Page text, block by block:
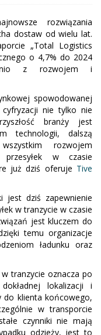
rozwiązania
dostaw od wielu lat.
„Total Logistics
o 4,7% do 2024
z rozwojem i
spowodowanej
nie tylko nie
branży jest
technologii, dalszą
rozwojem
w czasie
już dziś oferuje Tive
jest dziś zapewnienie
w tranzycie w czasie
jest kluczem do
temu organizacje
ładunku oraz
tranzycie oznacza po
lokalizacji i
do klienta końcowego,
w transporcie
czynniki nie mają
odzieży, jest to